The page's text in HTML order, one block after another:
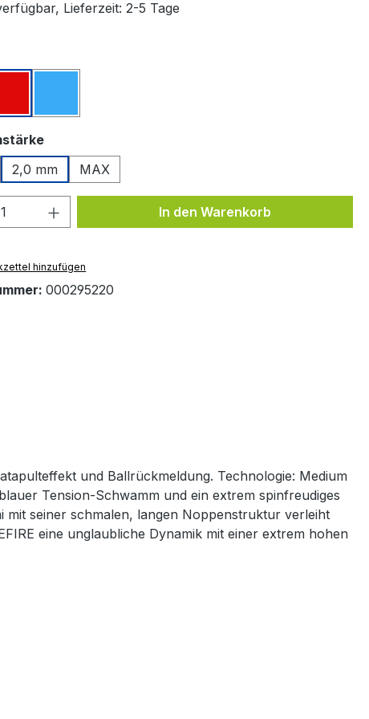
Lieferzeit: 2-5 Tage
auswählen
2,0 mm MAX
Anzahl: Gib den gewünschten Wert
In den Warenkorb
hinzufügen
000295220
und Ballrückmeldung. Technologie: Medium
Tension-Schwamm und ein extrem spinfreudiges
mit seiner schmalen, langen Noppenstruktur verleiht
eine unglaubliche Dynamik mit einer extrem hohen